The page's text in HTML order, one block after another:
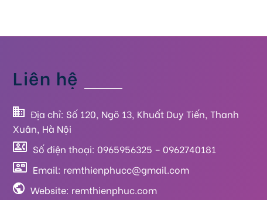
Liên hệ
Địa chỉ: Số 120, Ngõ 13, Khuất Duy Tiến, Thanh
Xuân, Hà Nội
Số điện thoại: 0965956325 – 0962740181
Email: remthienphucc@gmail.com
Website: remthienphuc.com